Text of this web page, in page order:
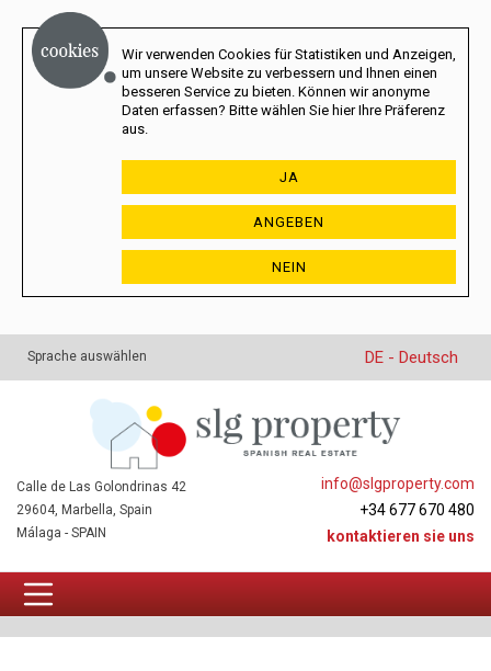
Wir verwenden Cookies für Statistiken und Anzeigen,
um unsere Website zu verbessern und Ihnen einen
besseren Service zu bieten. Können wir anonyme
Daten erfassen? Bitte wählen Sie hier Ihre Präferenz
aus.
JA
ANGEBEN
NEIN
Sprache auswählen DE - Deutsch
info@slgproperty.com
+34 677 670 480
kontaktieren sie uns
Calle de Las Golondrinas 42
29604, Marbella, Spain
Málaga - SPAIN